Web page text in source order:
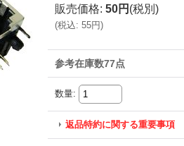
販売価格: 50円 (税別)
(税込: 55円)
参考在庫数77点
数量:
返品特約に関する重要事項